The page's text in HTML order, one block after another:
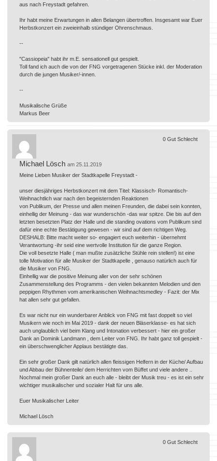
aus nach Freystadt gefahren.
Ihr habt meine Erwartungen in allen Belangen übertroffen. Insgesamt war Euer
Herbstkonzert ein zweieinhalb stündiger Ohrenschmaus.
--
"Cassiopeia" habt ihr m.E. sensationell gut gespielt.
Toll fand ich auch die von der FNG vorgetragenen Stücke inkl. der Moderation
durch die jungen Musiker/-innen.
--
Musikalische Grüße
Markus Beer
Michael Lösch am 25.11.2019
Meine Lieben Musiker der Stadtkapelle Freystadt -
unser diesjähriges Herbstkonzert mit dem Titel: Klassisch- Romantisch-
Weihnachtlich war nach den begeisternden Reaktionen
von Publikum, der Presse und allen meinen Freunden, die dabei sein konnten,
einhellig der Meinung - das war wunderschön -das war spitze. Die bis auf den
letzten besetzten Platz der Halle und die standing ovations vom Publikum sind
dafür eine echte Bestätigung gewesen - wir sind auf dem richtigen Weg.
DESHALB: Bitte macht weiter so- engagiert euch weiterhin - übernehmt
Verantwortung -ihr seid eine wertvolle Institution für die ganze Region.
Die voll besetzte Halle ( man mußte zusätzliche Stühle rein stellen!) ist eine
tolle Motivation für alle Musiker der Stadtkapelle , genauso natürlich auch für
die Musiker von FNG.
Einhellig war die positive Meinung aller von der sehr schönen
Zusammenstellung des Programms - den vielen bekannten Melodien und den
peppigen Rhythmen vom amerikanischen Weihnachtsmedley - Fazit: der Mix
hat allen sehr gut gefallen.
Es war nicht nur ein wunderbarer Anblick von FNG mit fast doppelt so viel
Musikern wie noch im Mai 2019 - dank der neuen Bläserklasse- es hat sich
auch unglaublich viel beim Klang und Intonation verbessert - hier ein großer
Dank an Dominik Landmann , dem Leiter von FNG. Ihr habt ganz toll gespielt -
ein überschwenglicher Applaus bestätigte das.
Ein sehr großer Dank gilt natürlich allen fleissigen Helfern in der Küche/ Aufbau
und Abbau der Bühnenteile/ dem Herrichten vom Büffet und viele andere ..
Nochmal mein großer Dank an euch alle - bleibt der Musik treu - es ist ein sehr
wichtiger musikalischer und sozialer Halt für uns alle.
Euer Musikalischer Leiter
Michael Lösch
0 Gut Schlecht
0 Gut Schlecht